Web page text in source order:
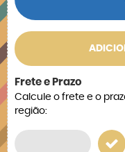
Frete e Prazo
Calcule o frete e o
região: